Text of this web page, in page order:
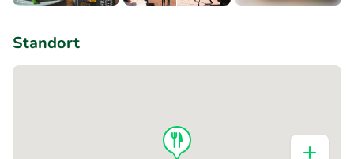
Standort